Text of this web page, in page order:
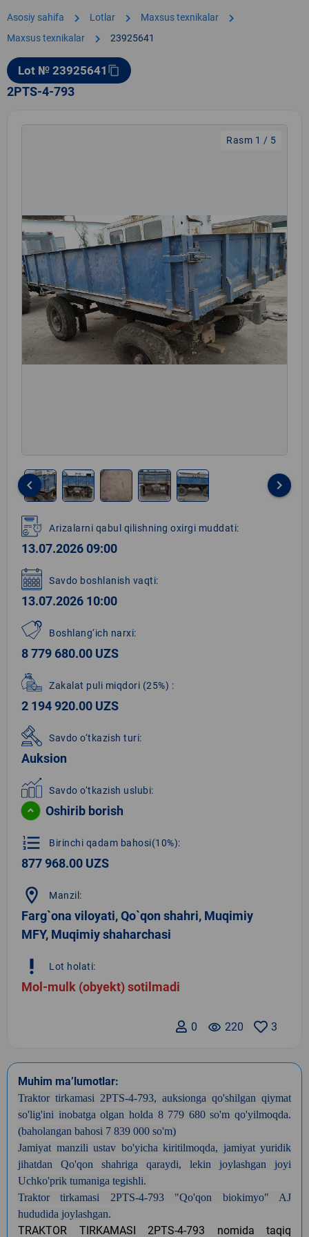
Asosiy sahifa chevron_right Lotlar chevron_right Maxsus texnikalar chevron_right
Maxsus texnikalar chevron_right 23925641
Lot № 23925641 content_copy
2PTS-4-793
Rasm 1 / 5
1
of
5
keyboard_arrow_left keyboard_arrow_right
Arizalarni qabul qilishning oxirgi muddati:
13.07.2026 09:00
Savdo boshlanish vaqti:
13.07.2026 10:00
Boshlang‘ich narxi:
8 779 680.00 UZS
Zakalat puli miqdori (25%) :
2 194 920.00 UZS
Savdo o‘tkazish turi:
Auksion
Savdo o‘tkazish uslubi:
Oshirib borish
format_list_numbered Birinchi qadam bahosi(10%):
877 968.00 UZS
location_on Manzil:
Farg`ona viloyati, Qo`qon shahri, Muqimiy
MFY, Muqimiy shaharchasi
priority_high Lot holati:
Mol-mulk (obyekt) sotilmadi
3
remove_red_eye 220
0
Muhim ma’lumotlar:
Traktor tirkamasi 2PTS-4-793, auksionga qo'shilgan qiymat
so'lig'ini inobatga olgan holda 8 779 680 so'm qo'yilmoqda.
(baholangan bahosi 7 839 000 so'm)
Jamiyat manzili ustav bo'yicha kiritilmoqda, jamiyat yuridik
jihatdan Qo'qon shahriga qaraydi, lekin joylashgan joyi
Uchko'prik tumaniga tegishli.
Traktor tirkamasi 2PTS-4-793 "Qo'qon biokimyo" AJ
hududida joylashgan.
TRAKTOR TIRKAMASI 2PTS-4-793 nomida taqiq